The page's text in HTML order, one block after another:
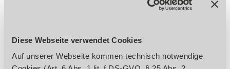
Diese Webseite verwendet Cookies
Auf unserer Webseite kommen technisch notwendige
Zustimmtaster und Not-Halt-
Werkzeugwechsler-Doppelarmgreifer mit
60 Werkzeugplätzen in